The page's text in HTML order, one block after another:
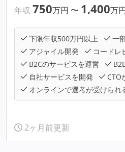
年収 750万円 〜 1,400万
下限年収500万円以上
一
アジャイル開発
コードレ
B2Cのサービスを運営
自社サービスを開発
CTO
オンラインで選考が受けられ
2ヶ月前更新